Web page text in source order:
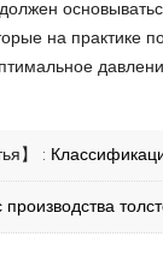
на практике
】 :